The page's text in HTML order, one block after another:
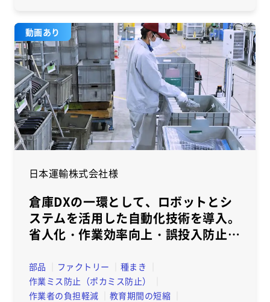
動画あり
日本運輸株式会社様
倉庫DXの一環として、ロボットとシ
ステムを活用した自動化技術を導入。
省人化・作業効率向上・誤投入防止を
部品 ファクトリー
種まき
作業ミス防止（ポカミス防止）
作業者の負担軽減
教育期間の短縮